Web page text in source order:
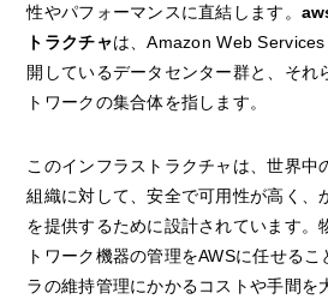
性やパフォーマンスに直結します。
トラクチャは、Amazon Web
開しているデータセンター群と、それ
トワークの集合体を指します。
このインフラストラクチャは、世界中
組織に対して、安全で可用性が高く、
を提供するために設計されています。
トワーク機器の管理をAWSに任せる
ラの維持管理にかかるコストや手間を